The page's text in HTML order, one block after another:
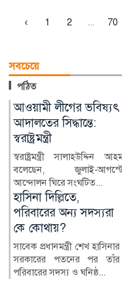
‹ 1 2 ... 70
সবচেয়ে
পঠিত
কুষ্টিয়ায় ক্যান্সার
সচেতনতামূলক সেমিনার
কুষ্টিয়ার মিরপুরে
সচেতনতামূলক সেমিনার
হয়েছে। সেমিনারে প্রা...
স্বাস্থ্য সচিবকে সব
হাসপাতালে সার্কুলার
জারি করতে হবে:
হাইকোর্ট
দুর্ঘটনায় আহত ব্যক্তিদের
সরকারি ও বেসরকারি সব